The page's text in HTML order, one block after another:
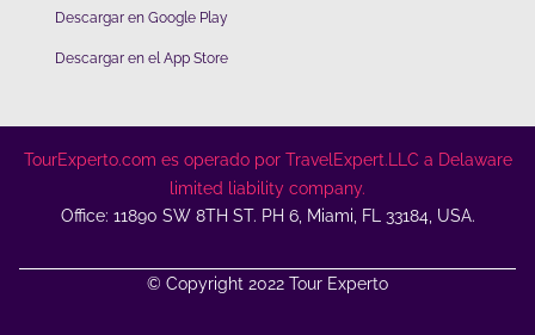
Descargar en Google Play
Descargar en el App Store
TourExperto.com es operado por TravelExpert.LLC a Delaware
limited liability company.
Office: 11890 SW 8TH ST. PH 6, Miami, FL 33184, USA.
© Copyright 2022 Tour Experto